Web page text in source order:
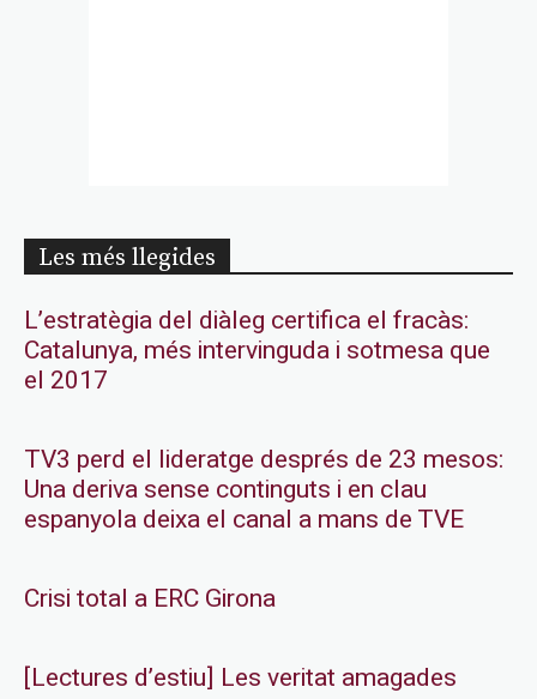
Les més llegides
L’estratègia del diàleg certifica el fracàs:
Catalunya, més intervinguda i sotmesa que
el 2017
TV3 perd el lideratge després de 23 mesos:
Una deriva sense continguts i en clau
espanyola deixa el canal a mans de TVE
Crisi total a ERC Girona
[Lectures d’estiu] Les veritat amagades